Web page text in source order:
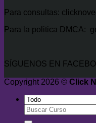
Para consultas:
Para la politica DMCA:
SÍGUENOS EN
Copyright 2026 © Click
Buscar
por: